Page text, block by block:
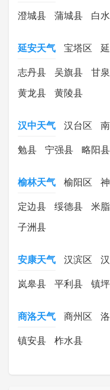
澄城县 蒲城县 白
延安天气 宝塔区
志丹县 吴旗县 甘
黄龙县 黄陵县
汉中天气 汉台区
勉县 宁强县 略阳县
榆林天气 榆阳区
定边县 绥德县 米
子洲县
安康天气 汉滨区
岚皋县 平利县 镇
商洛天气 商州区
镇安县 柞水县